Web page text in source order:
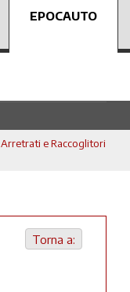
EPOCAUTO
Arretrati e Raccoglitori
Torna a: